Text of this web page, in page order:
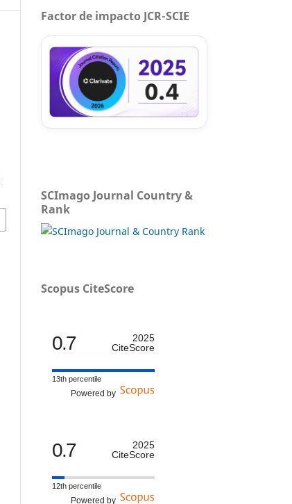
Factor de impacto JCR-SCIE
SCImago Journal Country &
Rank
Scopus CiteScore
0.7
2025
CiteScore
13th percentile
Powered by
0.7
2025
CiteScore
12th percentile
Powered by